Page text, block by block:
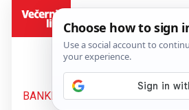
BANKE U PANICI